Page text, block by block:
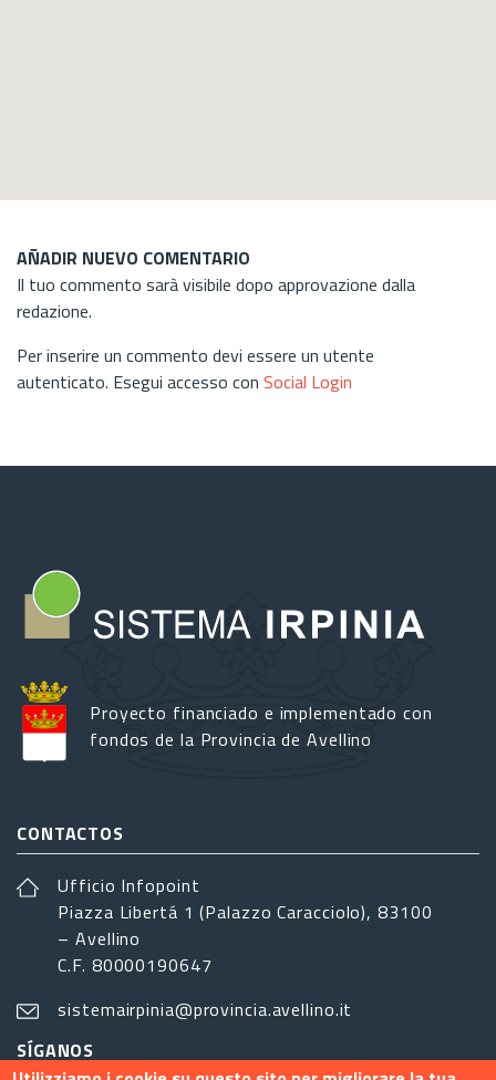
AÑADIR NUEVO COMENTARIO
Il tuo commento sarà visibile dopo approvazione dalla
redazione.
Per inserire un commento devi essere un utente
autenticato. Esegui accesso con Social Login
Proyecto financiado e implementado con
fondos de la Provincia de Avellino
CONTACTOS
Ufficio Infopoint
Piazza Libertá 1 (Palazzo Caracciolo), 83100
– Avellino
C.F. 80000190647
sistemairpinia@provincia.avellino.it
SÍGANOS